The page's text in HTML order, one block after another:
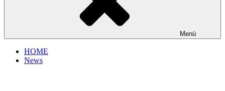
Menü
HOME
News